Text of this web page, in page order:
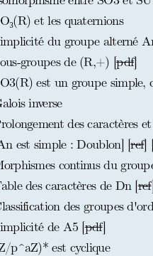
et les quaternions
du groupe alterné
groupes de (R,+) [pdf]
est un groupe simple,
inverse
des caractères
est simple : Doublon] [ref]
continus du
des caractères de Dn [ref
des groupes
de A5 [pdf]
p^aZ)* est cyclique